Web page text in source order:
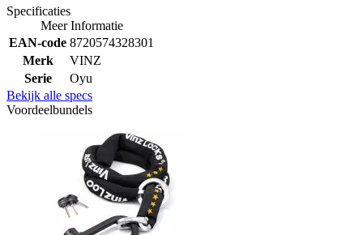
Specificaties
Meer Informatie
EAN-code 8720574328301
Merk
VINZ
Serie
Oyu
Bekijk alle specs
Voordeelbundels